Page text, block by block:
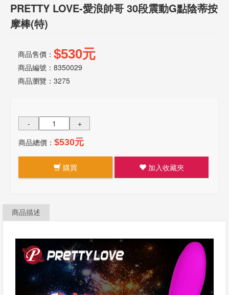
PRETTY LOVE-愛浪帥哥 30段震動G點陰蒂按
摩棒(特)
商品售價： $530元
商品編號：8350029
商品瀏覽： 3275
-
+
商品總價： $530元
購買 加入收藏夾
商品描述